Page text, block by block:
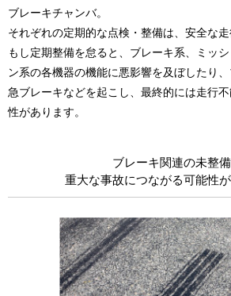
ブレーキチャンバ。
それぞれの定期的な点検・整備は、安全な走
もし定期整備を怠ると、ブレーキ系、ミッ
ン系の各機器の機能に悪影響を及ぼしたり
急ブレーキなどを起こし、最終的には走行
性があります。
ブレーキ関連の未整
重大な事故につながる可能性が